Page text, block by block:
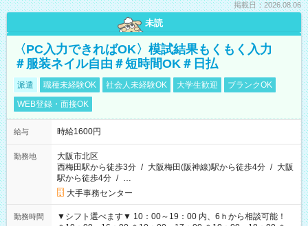
掲載日：2026.08.06
未読
〈PC入力できればOK〉模試結果もくもく入力
＃服装ネイル自由＃短時間OK＃日払
派遣 職種未経験OK 社会人未経験OK 大学生歓迎
ブランクOK
WEB登録・面接OK
給与 時給1600円
勤務地
大阪市北区
西梅田駅から徒歩3分 / 大阪梅田(阪神線)駅から徒歩4分 / 大阪
駅から徒歩4分 / …
大手事務センター
勤務時間
▼シフト選べます▼ 10：00～19：00 内、6ｈから相談可能！